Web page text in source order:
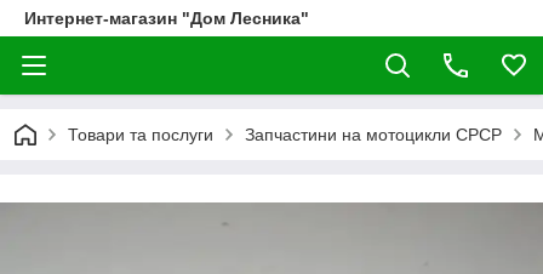
Интернет-магазин "Дом Лесника"
Товари та послуги Запчастини на мотоцикли СРСР